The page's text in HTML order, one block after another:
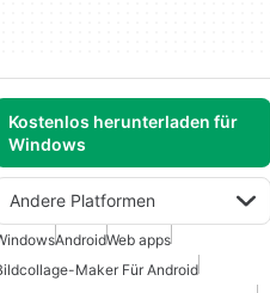
Kostenlos herunterladen für
Windows
Andere Platformen
AndroidWeb apps
Maker Für Android